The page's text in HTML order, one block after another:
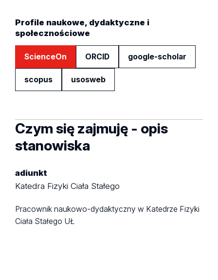
Profile naukowe, dydaktyczne i
społecznościowe
ScienceOn ORCID google-scholar
scopus usosweb
Czym się zajmuję - opis
stanowiska
adiunkt
Katedra Fizyki Ciała Stałego
Pracownik naukowo-dydaktyczny w Katedrze Fizyki
Ciała Stałego UŁ